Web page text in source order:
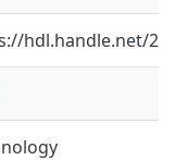
hdl.handle.net/